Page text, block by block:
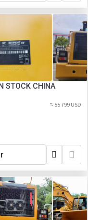
STOCK CHINA
≈ 55 799 USD